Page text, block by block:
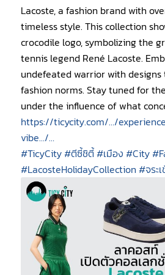
Lacoste, a fashion brand with
timeless style. This collection
crocodile logo, symbolizing the
tennis legend René Lacoste.
undefeated warrior with
fashion norms. Stay tuned for
under the influence of what
https://ticycity.com/…/
vibe…/…
#TicyCity#ตีซี้ชิตี้#เมือง #City
#LacosteHolidayCollection #จระเ